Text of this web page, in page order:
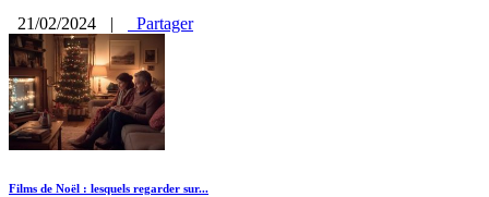
21/02/2024
Partager
Films de Noël : lesquels regarder sur...